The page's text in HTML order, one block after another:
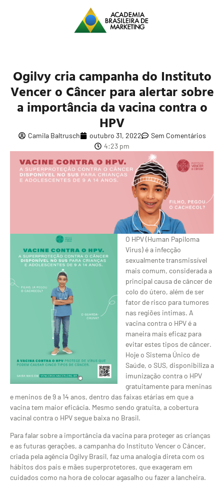
Ogilvy cria campanha do Instituto
Vencer o Câncer para alertar sobre
a importância da vacina contra o
HPV
Camila Baltrusch outubro 31, 2022
Sem Comentários
4:23 pm
O HPV (Human Papiloma
Virus) é a infecção
sexualmente transmissível
mais comum, considerada a
principal causa de câncer de
colo do útero, além de ser
fator de risco para tumores
nas regiões intimas. A
vacina contra o HPV é a
maneira mais eficaz para
evitar estes tipos de câncer.
Hoje o Sistema Único de
Saúde, o SUS, disponibiliza a
imunização contra o HPV
gratuitamente para meninas
e meninos de 9 a 14 anos, dentro das faixas etárias em que a
vacina tem maior eficácia. Mesmo sendo gratuita, a cobertura
vacinal contra o HPV segue baixa no Brasil.
Para falar sobre a importância da vacina para proteger as crianças
e as futuras gerações, a campanha do Instituto Vencer o Câncer,
criada pela agência Ogilvy Brasil, faz uma analogia direta com os
hábitos dos pais e mães superprotetores, que exageram em
cuidados como na hora de colocar agasalho ou fazer a lancheira.